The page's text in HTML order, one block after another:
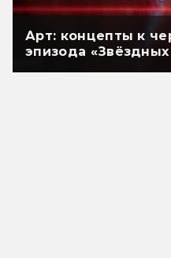
Арт: концепты к
эпизода